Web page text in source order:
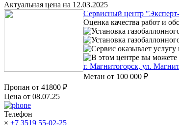
Актуальная цена на 12.03.2025
Сервисный центр
Оценка качества работ и
Установка
Установка
Сервис оказывает
В этом центре вы можете
г. Магнитогорск, ул.
Метан от 100 000 ₽
Пропан от 41800 ₽
Цена от 08.07.25
Телефон
× +7 3519 55-02-25